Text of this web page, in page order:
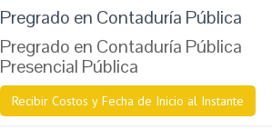
Pregrado en Contaduría Pública
Pregrado en Contaduría Pública
Presencial Pública
Recibir Costos y Fecha de Inicio al Instante